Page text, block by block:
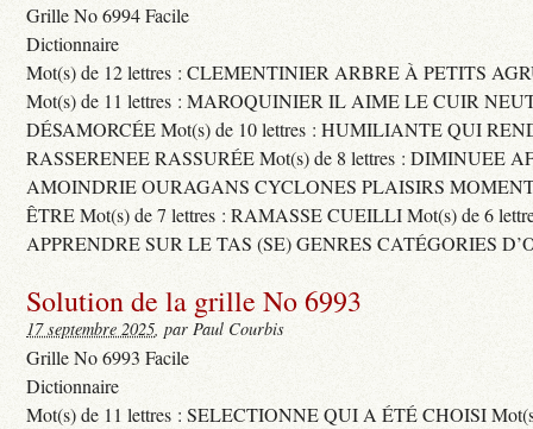
Grille No 6994 Facile
Dictionnaire
Mot(s) de 12 lettres : CLEMENTINIER ARBRE À PETITS
Mot(s) de 11 lettres : MAROQUINIER IL AIME LE CUIR
DÉSAMORCÉE Mot(s) de 10 lettres : HUMILIANTE QUI
RASSERENEE RASSURÉE Mot(s) de 8 lettres : DIMINUEE
AMOINDRIE OURAGANS CYCLONES PLAISIRS
ÊTRE Mot(s) de 7 lettres : RAMASSE CUEILLI Mot(s) de 6
APPRENDRE SUR LE TAS (SE) GENRES CATÉGORIES
Solution de la grille No 6993
17 septembre 2025, par Paul Courbis
Grille No 6993 Facile
Dictionnaire
Mot(s) de 11 lettres : SELECTIONNE QUI A ÉTÉ CHOISI